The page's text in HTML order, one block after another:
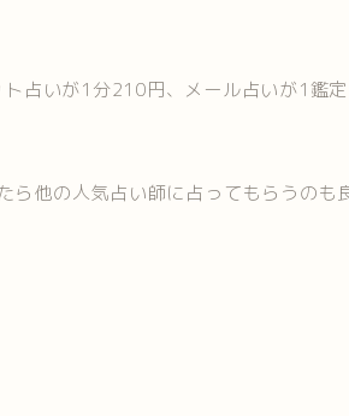
占いが1分210円、メール占いが1鑑定
ら他の人気占い師に占ってもらうのも